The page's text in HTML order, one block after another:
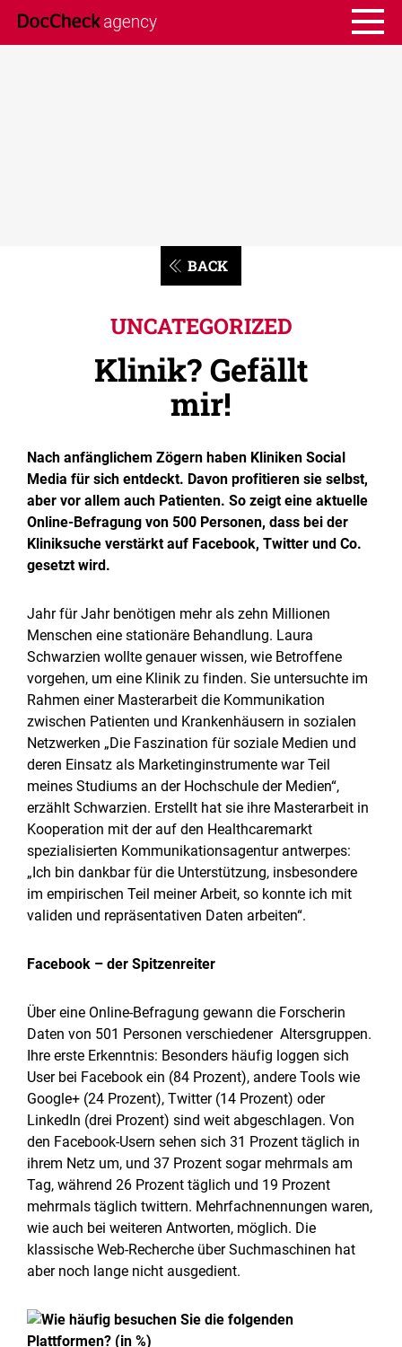
BACK
UNCATEGORIZED
Klinik? Gefällt
mir!
Nach anfänglichem Zögern haben Kliniken Social
Media für sich entdeckt. Davon profitieren sie selbst,
aber vor allem auch Patienten. So zeigt eine aktuelle
Online-Befragung von 500 Personen, dass bei der
Kliniksuche verstärkt auf Facebook, Twitter und Co.
gesetzt wird.
Jahr für Jahr benötigen mehr als zehn Millionen
Menschen eine stationäre Behandlung. Laura
Schwarzien wollte genauer wissen, wie Betroffene
vorgehen, um eine Klinik zu finden. Sie untersuchte im
Rahmen einer Masterarbeit die Kommunikation
zwischen Patienten und Krankenhäusern in sozialen
Netzwerken „Die Faszination für soziale Medien und
deren Einsatz als Marketinginstrumente war Teil
meines Studiums an der Hochschule der Medien“,
erzählt Schwarzien. Erstellt hat sie ihre Masterarbeit in
Kooperation mit der auf den Healthcaremarkt
spezialisierten Kommunikationsagentur antwerpes:
„Ich bin dankbar für die Unterstützung, insbesondere
im empirischen Teil meiner Arbeit, so konnte ich mit
validen und repräsentativen Daten arbeiten“.
Facebook – der Spitzenreiter
Über eine Online-Befragung gewann die Forscherin
Daten von 501 Personen verschiedener Altersgruppen.
Ihre erste Erkenntnis: Besonders häufig loggen sich
User bei Facebook ein (84 Prozent), andere Tools wie
Google+ (24 Prozent), Twitter (14 Prozent) oder
LinkedIn (drei Prozent) sind weit abgeschlagen. Von
den Facebook-Usern sehen sich 31 Prozent täglich in
ihrem Netz um, und 37 Prozent sogar mehrmals am
Tag, während 26 Prozent täglich und 19 Prozent
mehrmals täglich twittern. Mehrfachnennungen waren,
wie auch bei weiteren Antworten, möglich. Die
klassische Web-Recherche über Suchmaschinen hat
aber noch lange nicht ausgedient.